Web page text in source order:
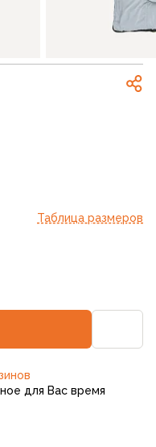
Таблица размеров
для Вас время